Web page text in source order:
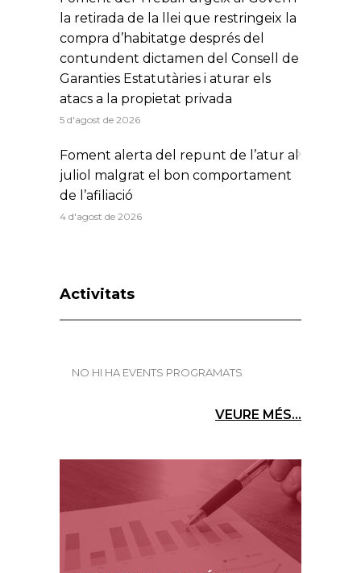
la retirada de la llei que restringeix la
compra d’habitatge després del
contundent dictamen del Consell de
Garanties Estatutàries i aturar els
atacs a la propietat privada
5 d'agost de 2026
Foment alerta del repunt de l’atur al
juliol malgrat el bon comportament
de l’afiliació
4 d'agost de 2026
Activitats
NO HI HA EVENTS PROGRAMATS
VEURE MÉS...